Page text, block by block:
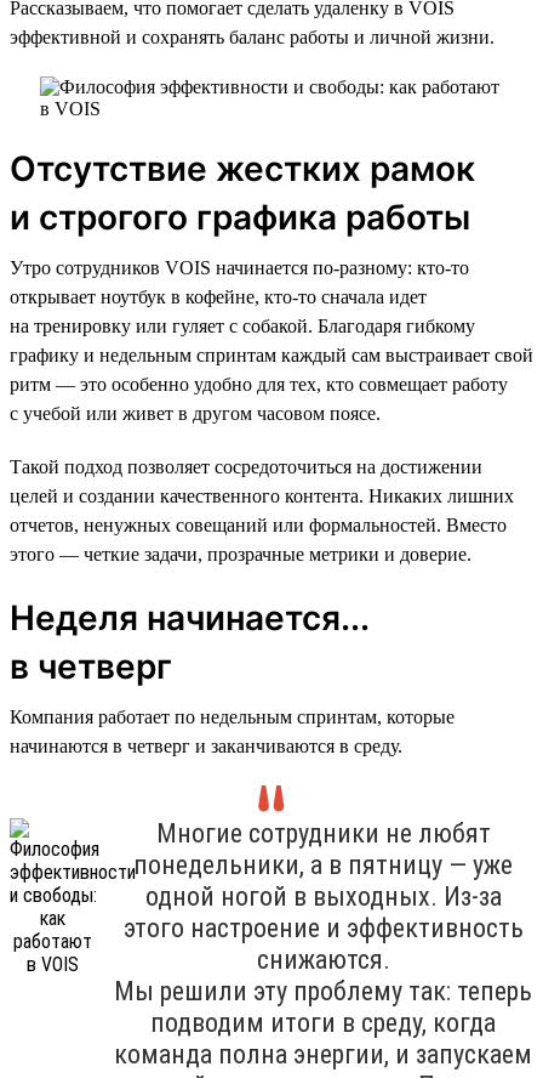
Рассказываем, что помогает сделать удаленку в VOIS
эффективной и сохранять баланс работы и личной жизни.
Отсутствие жестких рамок
и строгого графика работы
Утро сотрудников VOIS начинается по-разному: кто-то
открывает ноутбук в кофейне, кто-то сначала идет
на тренировку или гуляет с собакой. Благодаря гибкому
графику и недельным спринтам каждый сам выстраивает свой
ритм — это особенно удобно для тех, кто совмещает работу
с учебой или живет в другом часовом поясе.
Такой подход позволяет сосредоточиться на достижении
целей и создании качественного контента. Никаких лишних
отчетов, ненужных совещаний или формальностей. Вместо
этого — четкие задачи, прозрачные метрики и доверие.
Неделя начинается...
в четверг
Компания работает по недельным спринтам, которые
начинаются в четверг и заканчиваются в среду.
Многие сотрудники не любят
понедельники, а в пятницу — уже
одной ногой в выходных. Из-за
этого настроение и эффективность
снижаются.
Мы решили эту проблему так: теперь
подводим итоги в среду, когда
команда полна энергии, и запускаем